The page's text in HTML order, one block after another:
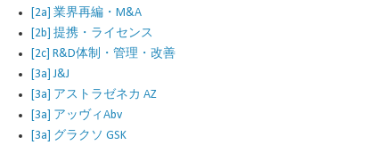
[2a] 業界再編・M&A
[2b] 提携・ライセンス
[2c] R&D体制・管理・改善
[3a] J&J
[3a] アストラゼネカ AZ
[3a] アッヴィAbv
[3a] グラクソ GSK